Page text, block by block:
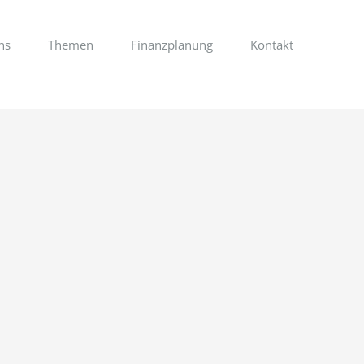
Themen Finanzplanung Kontakt